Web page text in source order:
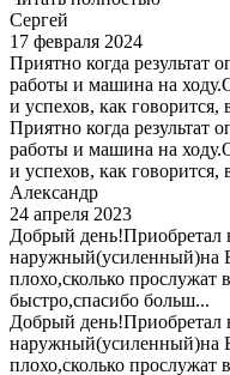
Сергей
17 февраля 2024
Приятно когда результат
работы и машина на
и успехов, как говорится,
Приятно когда результат
работы и машина на
и успехов, как говорится,
Александр
24 апреля 2023
Добрый день!Приобретал
наружный(усиленный)на
плохо,сколько
быстро,спасибо больш...
Добрый день!Приобретал
наружный(усиленный)на
плохо,сколько